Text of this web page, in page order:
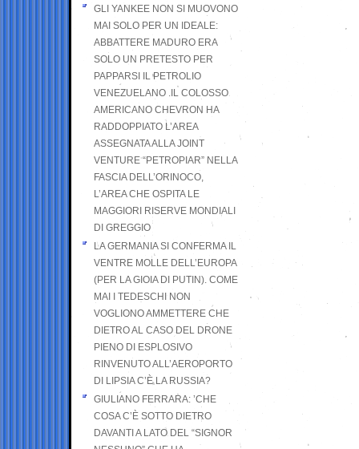
GLI YANKEE NON SI MUOVONO
MAI SOLO PER UN IDEALE:
ABBATTERE MADURO ERA
SOLO UN PRETESTO PER
PAPPARSI IL PETROLIO
VENEZUELANO .IL COLOSSO
AMERICANO CHEVRON HA
RADDOPPIATO L’AREA
ASSEGNATA ALLA JOINT
VENTURE “PETROPIAR” NELLA
FASCIA DELL’ORINOCO,
L’AREA CHE OSPITA LE
MAGGIORI RISERVE MONDIALI
DI GREGGIO
LA GERMANIA SI CONFERMA IL
VENTRE MOLLE DELL’EUROPA
(PER LA GIOIA DI PUTIN). COME
MAI I TEDESCHI NON
VOGLIONO AMMETTERE CHE
DIETRO AL CASO DEL DRONE
PIENO DI ESPLOSIVO
RINVENUTO ALL’AEROPORTO
DI LIPSIA C’È LA RUSSIA?
GIULIANO FERRARA: ’CHE
COSA C’È SOTTO DIETRO
DAVANTI A LATO DEL “SIGNOR